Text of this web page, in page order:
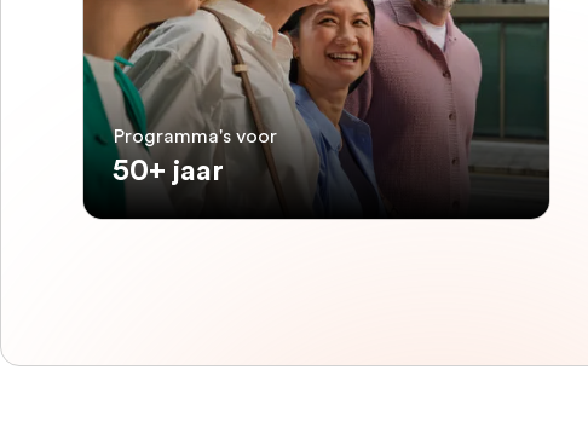
Programma's voor
50+ jaar